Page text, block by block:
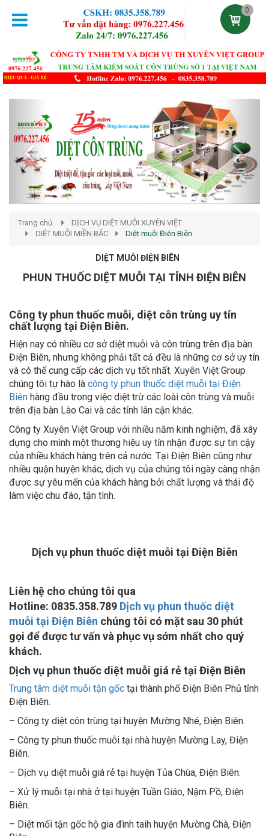
0
Trang chủ
DỊCH VỤ DIỆT MUỖI XUYÊN VIỆT
DIỆT MUỖI MIỀN BẮC
Diệt muỗi Điện Biên
DIỆT MUỖI ĐIỆN BIÊN
PHUN THUỐC DIỆT MUỖI TẠI TỈNH ĐIỆN BIÊN
Công ty phun thuốc muỗi, diệt côn trùng uy tín
chất lượng tại Điện Biên.
Hiện nay có nhiều cơ sở diệt muỗi và côn trùng trên địa bàn
Điện Biên, nhưng không phải tất cả đều là những cơ sở uy tín
và có thể cung cấp các dịch vụ tốt nhất. Xuyên Việt Group
chúng tôi tự hào là công ty phun thuốc diệt muỗi tại Điện
Biên hàng đầu trong việc diệt trừ các loài côn trùng và muỗi
trên địa bàn Lào Cai và các tỉnh lân cận khác.
Công ty Xuyên Việt Group với nhiều năm kinh nghiệm, đã xây
dựng cho mình một thương hiệu uy tín nhận được sự tin cậy
của nhiều khách hàng trên cả nước. Tại Điện Biên cũng như
nhiều quận huyện khác, dịch vụ của chúng tôi ngày càng nhận
được sự yêu mến của khách hàng bởi chất lượng và thái độ
làm việc chu đáo, tận tình.
Dịch vụ phun thuốc diệt muỗi tại Điện Biên
Liên hệ cho chúng tôi qua
Hotline: 0835.358.789 Dịch vụ phun thuốc diệt
muỗi tại Điện Biên chúng tôi có mặt sau 30 phút
gọi để được tư vấn và phục vụ sớm nhất cho quý
khách.
Dịch vụ phun thuốc diệt muỗi giá rẻ tại Điện Biên
Trung tâm diệt muỗi tận gốc tại thành phố Điện Biên Phủ tỉnh
Điện Biên.
– Công ty diệt côn trùng tại huyện Mường Nhé, Điện Biên.
– Công ty phun thuốc muỗi tại nhà huyện Mường Lay, Điện
Biên.
– Dịch vụ diệt muỗi giá rẻ tại huyện Tủa Chùa, Điện Biên.
– Xử lý muỗi tại nhà ở tại huyện Tuần Giáo, Nậm Pồ, Điện
Biên.
– Diệt mối tận gốc hộ gia đình taih huyện Mường Chà, Điện